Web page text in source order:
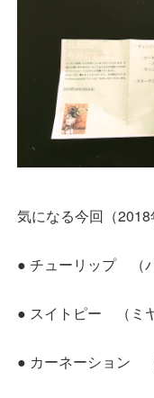
気になる今回（
● チューリップ （
● スイトピー （ミ
● カーネーション